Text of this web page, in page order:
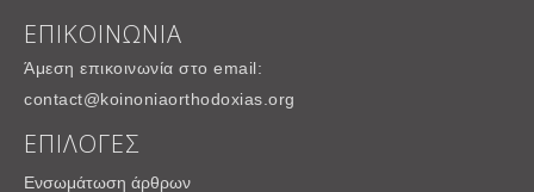
ΕΠΙΚΟΙΝΩΝΙΑ
Άμεση επικοινωνία στο email:
contact@koinoniaorthodoxias.org
ΕΠΙΛΟΓΕΣ
Ενσωμάτωση άρθρων